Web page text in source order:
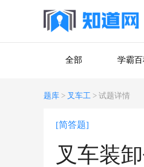
全部 学霸
题库 > 叉车工 > 试题详情
[简答题]
叉车装